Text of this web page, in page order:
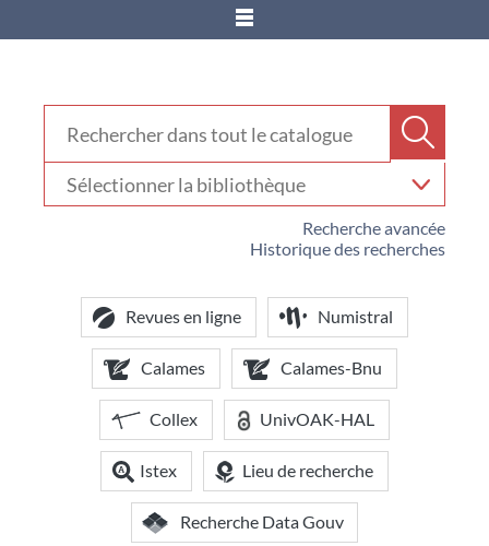
???
Recherche avancée
Historique des recherches
votre
bibliothèque
Revues en ligne Numistral
Calames Calames-Bnu
Collex UnivOAK-HAL
Istex Lieu de recherche
Recherche Data Gouv